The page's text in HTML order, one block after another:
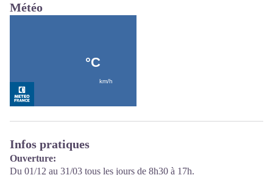
Météo
Infos pratiques
Ouverture:
Du 01/12 au 31/03 tous les jours de 8h30 à 17h.